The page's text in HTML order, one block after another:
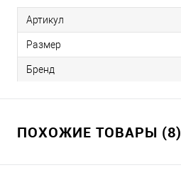
Артикул
Размер
Бренд
ПОХОЖИЕ ТОВАРЫ (8)